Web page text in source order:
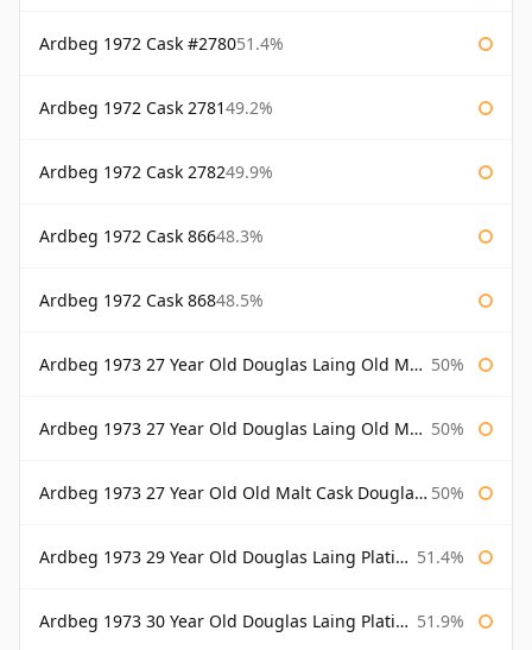
Ardbeg 1972 Cask #278051.4%
Ardbeg 1972 Cask 278149.2%
Ardbeg 1972 Cask 278249.9%
Ardbeg 1972 Cask 86648.3%
Ardbeg 1972 Cask 86848.5%
Ardbeg 1973 27 Year Old Douglas Laing Old Malt Cask 50%
Ardbeg 1973 27 Year Old Douglas Laing Old Malt Cask Bottled 2000 50%
Ardbeg 1973 27 Year Old Old Malt Cask Douglas Laing 50%
Ardbeg 1973 29 Year Old Douglas Laing Platinum Selection 51.4%
Ardbeg 1973 30 Year Old Douglas Laing Platinum Selection 51.9%